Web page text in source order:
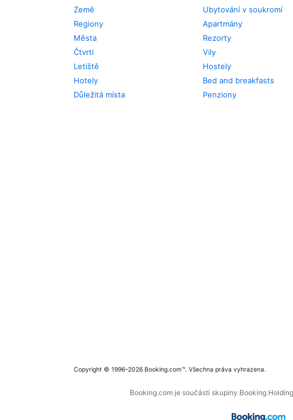
Země
Regiony
Města
Čtvrti
Letiště
Hotely
Důležitá místa
Ubytování v soukromí
Apartmány
Rezorty
Vily
Hostely
Bed and breakfasts
Penziony
Copyright © 1996–2026 Booking.com™. Všechna práva vyhrazena.
Booking.com je součástí skupiny Booking